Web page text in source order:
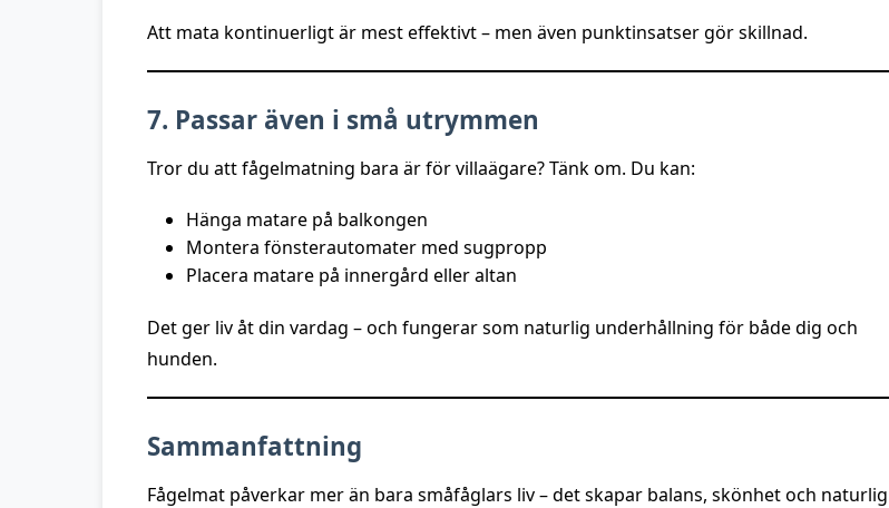
Att mata kontinuerligt är mest effektivt – men även punktinsatser gör skillnad.
7. Passar även i små utrymmen
Tror du att fågelmatning bara är för villaägare? Tänk om. Du kan:
Hänga matare på balkongen
Montera fönsterautomater med sugpropp
Placera matare på innergård eller altan
Det ger liv åt din vardag – och fungerar som naturlig underhållning för både dig och
hunden.
Sammanfattning
Fågelmat påverkar mer än bara småfåglars liv – det skapar balans, skönhet och naturlig